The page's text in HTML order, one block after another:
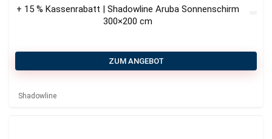
+ 15 % Kassenrabatt | Shadowline Aruba Sonnenschirm
300×200 cm
ZUM ANGEBOT
Shadowline